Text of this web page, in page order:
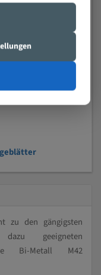
Durchmesser
zu den gängigsten
geeigneten
Bi-Metall M42